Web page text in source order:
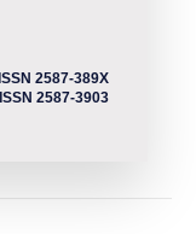
2587-389X
2587-3903